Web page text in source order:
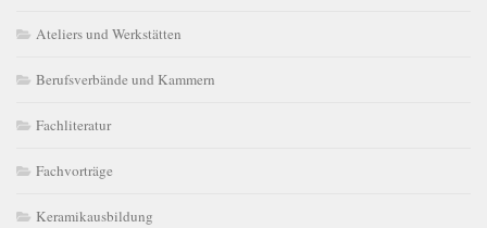
Ateliers und Werkstätten
Berufsverbände und Kammern
Fachliteratur
Fachvorträge
Keramikausbildung